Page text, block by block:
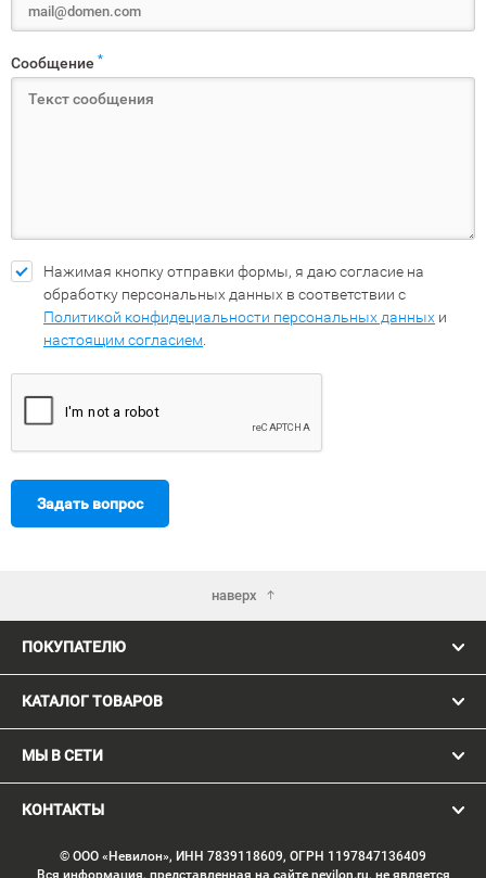
Сообщение *
Нажимая кнопку отправки формы, я даю согласие на
обработку персональных данных в соответствии с
Политикой конфидециальности персональных данных и
настоящим согласием
Задать вопрос
наверх
ПОКУПАТЕЛЮ
КАТАЛОГ ТОВАРОВ
МЫ В СЕТИ
КОНТАКТЫ
© ООО «Невилон», ИНН 7839118609, ОГРН 1197847136409
Вся информация, представленная на сайте nevilon.ru, не является